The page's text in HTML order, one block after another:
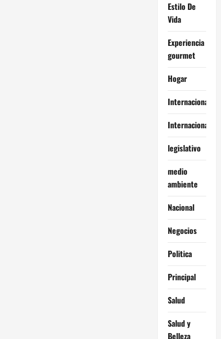
Estilo De
Vida
Experiencia
gourmet
Hogar
Internacional
Internacionales
legislativo
medio
ambiente
Nacional
Negocios
Politica
Principal
Salud
Salud y
Belleza